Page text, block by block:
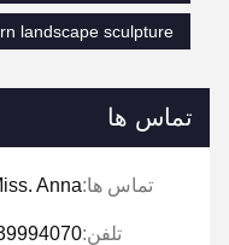
landscape sculpture
تماس ها
تماس ها:Anna
تلفن: